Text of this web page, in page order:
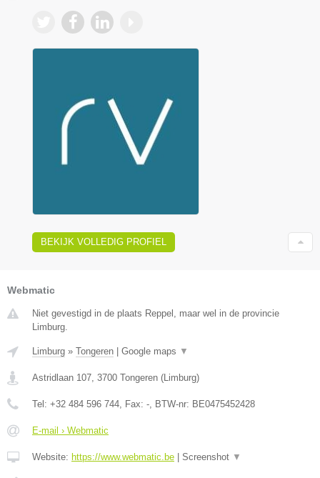
BEKIJK VOLLEDIG PROFIEL
Webmatic
Niet gevestigd in de plaats Reppel, maar wel in de provincie
Limburg.
Limburg » Tongeren Google maps ▼
Astridlaan 107, 3700 Tongeren (Limburg)
Tel: +32 484 596 744, Fax: -, BTW-nr: BE0475452428
E-mail › Webmatic
Website: https://www.webmatic.be Screenshot ▼